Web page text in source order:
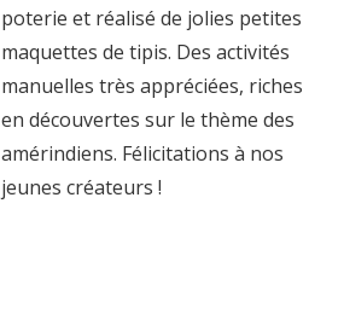
poterie et réalisé de jolies petites
maquettes de tipis. Des activités
manuelles très appréciées, riches
en découvertes sur le thème des
amérindiens. Félicitations à nos
jeunes créateurs !